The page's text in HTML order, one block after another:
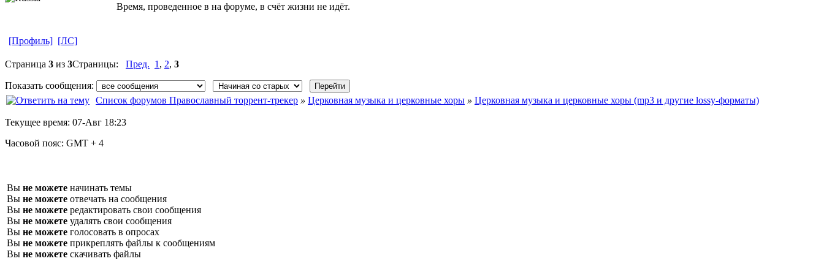
Время, проведенное в на форуме, в счёт жизни не идёт.
[Профиль] [ЛС]
Страница 3 из 3Страницы: Пред. 1 , 2, 3
Показать сообщения:
Список форумов Православный торрент-трекер » Церковная музыка и церковные хоры » Церковная музыка и церковные хоры (mp3 и другие lossy-форматы)
Текущее время: 07-Авг 18:23
Часовой пояс: GMT + 4
Вы не можете начинать темы
Вы не можете отвечать на сообщения
Вы не можете редактировать свои сообщения
Вы не можете удалять свои сообщения
Вы не можете голосовать в опросах
Вы не можете прикреплять файлы к сообщениям
Вы не можете скачивать файлы